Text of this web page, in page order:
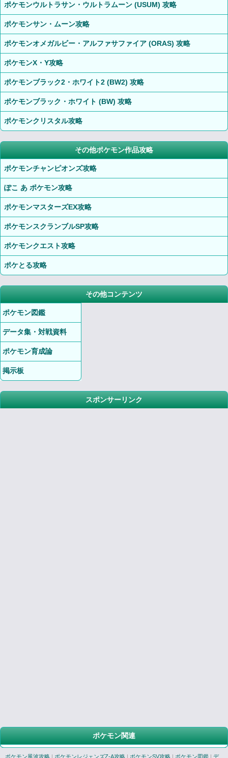
ポケモンウルトラサン・ウルトラムーン (USUM) 攻略
ポケモンサン・ムーン攻略
ポケモンオメガルビー・アルファサファイア (ORAS) 攻略
ポケモンX・Y攻略
ポケモンブラック2・ホワイト2 (BW2) 攻略
ポケモンブラック・ホワイト (BW) 攻略
ポケモンクリスタル攻略
その他ポケモン作品攻略
ポケモンチャンピオンズ攻略
ぽこ あ ポケモン攻略
ポケモンマスターズEX攻略
ポケモンスクランブルSP攻略
ポケモンクエスト攻略
ポケとる攻略
その他コンテンツ
ポケモン図鑑
データ集・対戦資料
ポケモン育成論
掲示板
スポンサーリンク
ポケモン関連
ポケモン風波攻略 | ポケモンレジェンズZ-A攻略 | ポケモンSV攻略 | ポケモン図鑑 | デ